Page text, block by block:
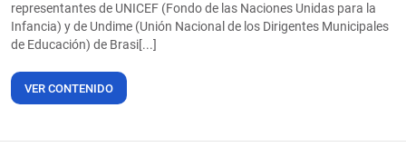
representantes de UNICEF (Fondo de las Naciones Unidas para la
Infancia) y de Undime (Unión Nacional de los Dirigentes Municipales
de Educación) de Brasi[...]
VER CONTENIDO